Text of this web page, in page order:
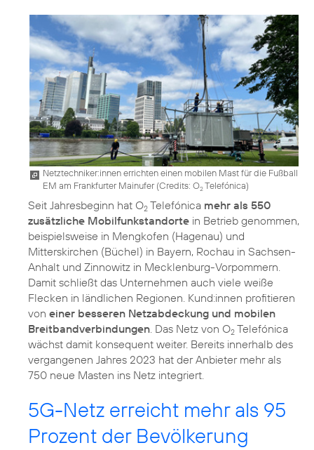
Netztechniker:innen errichten einen mobilen Mast für die Fußball
EM am Frankfurter Mainufer (Credits: O2Telefónica)
Seit Jahresbeginn hat O2 Telefónica mehr als 550
zusätzliche Mobilfunkstandorte in Betrieb genommen,
beispielsweise in Mengkofen (Hagenau) und
Mitterskirchen (Büchel) in Bayern, Rochau in Sachsen-
Anhalt und Zinnowitz in Mecklenburg-Vorpommern.
Damit schließt das Unternehmen auch viele weiße
Flecken in ländlichen Regionen. Kund:innen profitieren
von einer besseren Netzabdeckung und mobilen
Breitbandverbindungen. Das Netz von O2 Telefónica
wächst damit konsequent weiter. Bereits innerhalb des
vergangenen Jahres 2023 hat der Anbieter mehr als
750 neue Masten ins Netz integriert.
5G-Netz erreicht mehr als 95
Prozent der Bevölkerung